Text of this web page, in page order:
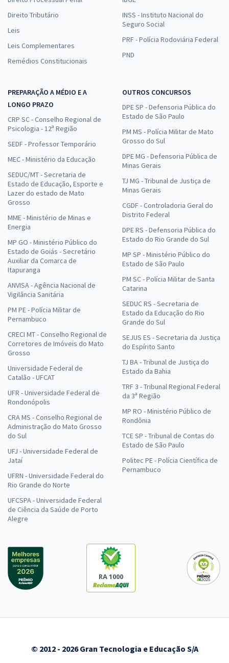
Direito Tributário
Leis
Leis Complementares
Remédios Constitucionais
INSS - Instituto Nacional do
Seguro Social
PRF - Polícia Rodoviária Federal
PND
PREPARAÇÃO A MÉDIO E A
LONGO PRAZO
CRP SC - Conselho Regional de
Psicologia - 12ª Região
SEDF - Professor Temporário
MEC - Ministério da Educação
SEDUC/MT - Secretaria de
Estado de Educação, Esporte e
Lazer do estado de Mato
Grosso
MME - Ministério de Minas e
Energia
MP GO - Ministério Público do
Estado de Goiás - Secretário
Auxiliar da Comarca de
Itapuranga
ANVISA - Agência Nacional de
Vigilância Sanitária
PM PE - Polícia Militar de
Pernambuco
CRECI MT - Conselho Regional de
Corretores de Imóveis do Mato
Grosso
Universidade Federal de
Catalão - UFCAT
UFR - Universidade Federal de
Rondonópolis
CRA MS - Conselho Regional de
Administração do Mato Grosso
do Sul
UFJ - Universidade Federal de
Jataí
UFRN - Universidade Federal do
Rio Grande do Norte
UFCSPA - Universidade Federal
de Ciência da Saúde de Porto
Alegre
OUTROS CONCURSOS
DPE SP - Defensoria Pública do
Estado de São Paulo
PM MS - Polícia Militar de Mato
Grosso do Sul
DPE MG - Defensoria Pública de
Minas Gerais
TJ MG - Tribunal de Justiça de
Minas Gerais
CGDF - Controladoria Geral do
Distrito Federal
DPE RS - Defensoria Pública do
Estado do Rio Grande do Sul
MP SP - Ministério Público do
Estado de São Paulo
PM SC - Polícia Militar de Santa
Catarina
SEDUC RS - Secretaria de
Estado da Educação do Rio
Grande do Sul
SEJUS ES - Secretaria da Justiça
do Espírito Santo
TJ BA - Tribunal de Justiça do
Estado da Bahia
TRF 3 - Tribunal Regional Federal
da 3ª Região
MP RO - Ministério Público de
Rondônia
TCE SP - Tribunal de Contas do
Estado de São Paulo
Politec PE - Polícia Científica de
Pernambuco
RA 1000
© 2012 - 2026 Gran Tecnologia e Educação S/A